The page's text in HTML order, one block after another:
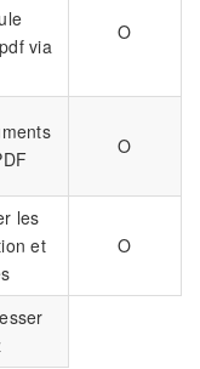
via
O
O
les
et
O